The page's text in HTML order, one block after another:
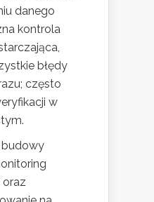
danego
kontrola
błędy
często
w
budowy